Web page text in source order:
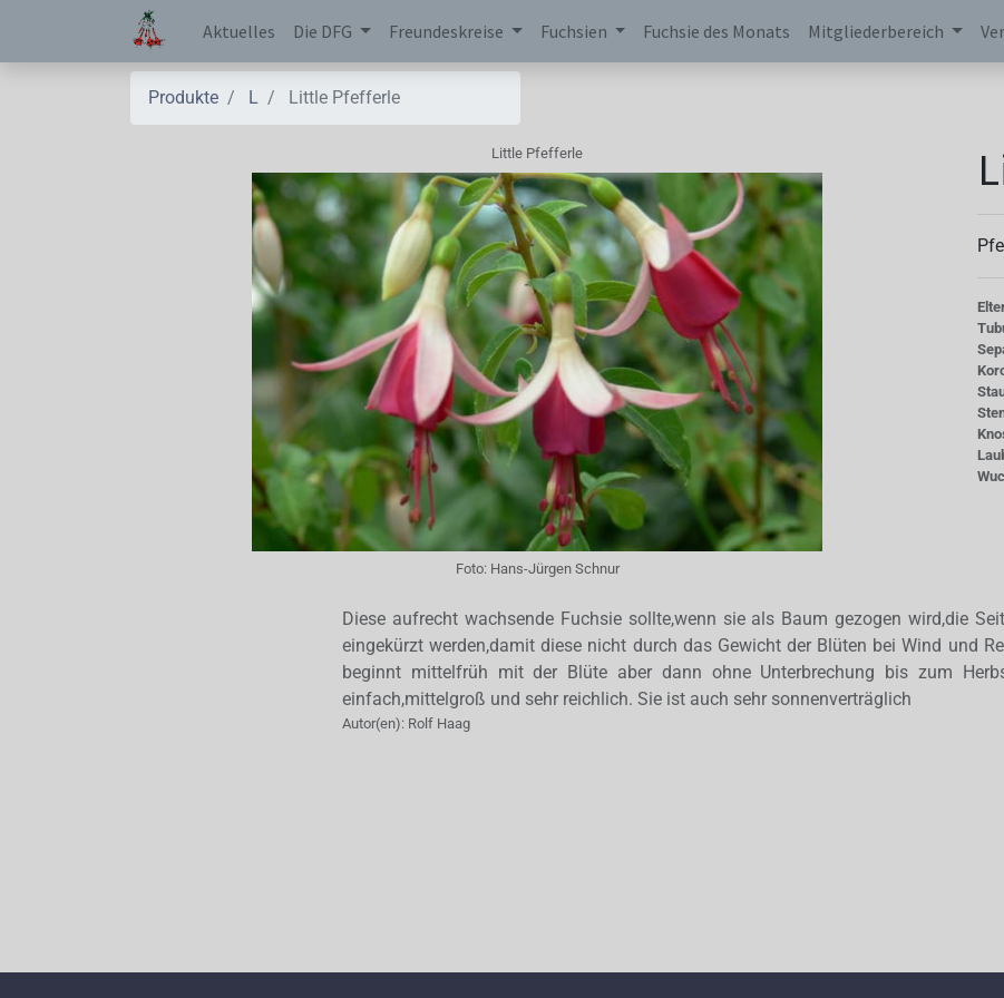
Aktuelles Die DFG Freundeskreise Fuchsien Fuchsie des Monats Mitgliederbereich
Produkte L Little Pfefferle
Little Pfefferle
Foto: Hans-Jürgen Schnur
Diese aufrecht wachsende Fuchsie sollte,wenn sie als Baum gezogen wird,die
eingekürzt werden,damit diese nicht durch das Gewicht der Blüten bei Wind und
beginnt mittelfrüh mit der Blüte aber dann ohne Unterbrechung bis zum
einfach,mittelgroß und sehr reichlich. Sie ist auch sehr sonnenverträglich
Autor(en): Rolf Haag